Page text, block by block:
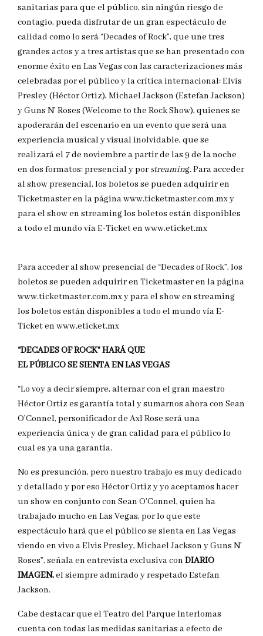
sanitarias para que el público, sin ningún riesgo de
contagio, pueda disfrutar de un gran espectáculo de
calidad como lo será “Decades of Rock”, que une tres
grandes actos y a tres artistas que se han presentado con
enorme éxito en Las Vegas con las caracterizaciones más
celebradas por el público y la crítica internacional: Elvis
Presley (Héctor Ortiz), Michael Jackson (Estefan Jackson)
y Guns N’ Roses (Welcome to the Rock Show), quienes se
apoderarán del escenario en un evento que será una
experiencia musical y visual inolvidable, que se
realizará el 7 de noviembre a partir de las 9 de la noche
en dos formatos: presencial y porstreaming. Para acceder
al show presencial, los boletos se pueden adquirir en
Ticketmaster en la página www.ticketmaster.com.mx y
para el show en streaming los boletos están disponibles
a todo el mundo vía E-Ticket en www.eticket.mx
Para acceder al show presencial de “Decades of Rock”, los
boletos se pueden adquirir en Ticketmaster en la página
www.ticketmaster.com.mx y para el show en streaming
los boletos están disponibles a todo el mundo vía E-
Ticket en www.eticket.mx
“DECADES OF ROCK” HARÁ QUE
EL PÚBLICO SE SIENTA EN LAS VEGAS
“Lo voy a decir siempre, alternar con el gran maestro
Héctor Ortiz es garantía total y sumarnos ahora con Sean
O’Connel, personificador de Axl Rose será una
experiencia única y de gran calidad para el público lo
cual es ya una garantía.
No es presunción, pero nuestro trabajo es muy dedicado
y detallado y por eso Héctor Ortiz y yo aceptamos hacer
un show en conjunto con Sean O’Connel, quien ha
trabajado mucho en Las Vegas, por lo que este
espectáculo hará que el público se sienta en Las Vegas
viendo en vivo a Elvis Presley, Michael Jackson y Guns N’
Roses”, señala en entrevista exclusiva con DIARIO
IMAGEN,el siempre admirado y respetado Estefan
Jackson.
Cabe destacar que el Teatro del Parque Interlomas
cuenta con todas las medidas sanitarias a efecto de